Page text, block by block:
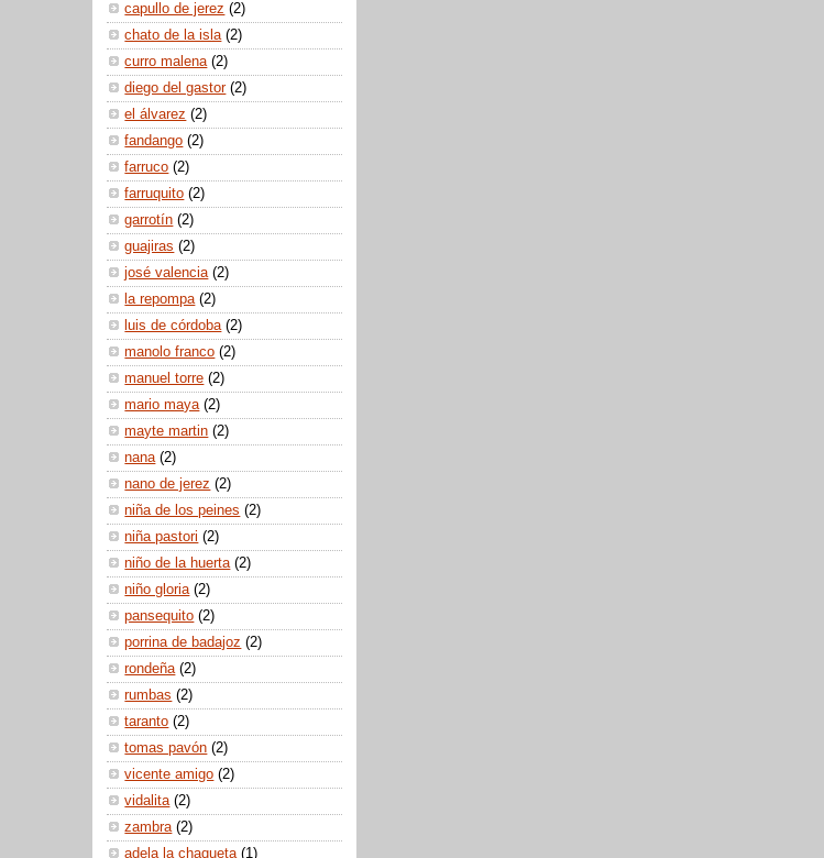
capullo de jerez (2)
chato de la isla (2)
curro malena (2)
diego del gastor (2)
el álvarez (2)
fandango (2)
farruco (2)
farruquito (2)
garrotín (2)
guajiras (2)
josé valencia (2)
la repompa (2)
luis de córdoba (2)
manolo franco (2)
manuel torre (2)
mario maya (2)
mayte martin (2)
nana (2)
nano de jerez (2)
niña de los peines (2)
niña pastori (2)
niño de la huerta (2)
niño gloria (2)
pansequito (2)
porrina de badajoz (2)
rondeña (2)
rumbas (2)
taranto (2)
tomas pavón (2)
vicente amigo (2)
vidalita (2)
zambra (2)
adela la chaqueta (1)